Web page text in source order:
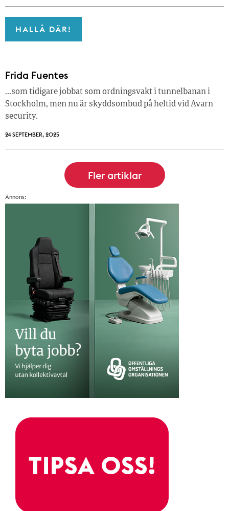
HALLÅ DÄR!
Frida Fuentes
…som tidigare jobbat som ordningsvakt i tunnelbanan i
Stockholm, men nu är skyddsombud på heltid vid Avarn
security.
24 SEPTEMBER, 2025
Annons: